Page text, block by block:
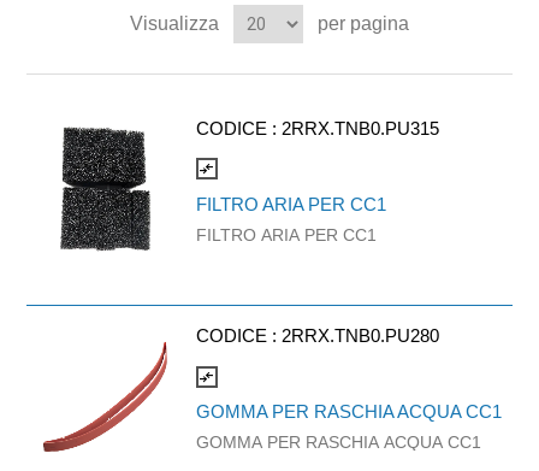
Visualizza per pagina
CODICE : 2RRX.TNB0.PU315
compare_arrows
FILTRO ARIA PER CC1
FILTRO ARIA PER CC1
CODICE : 2RRX.TNB0.PU280
compare_arrows
GOMMA PER RASCHIA ACQUA CC1
GOMMA PER RASCHIA ACQUA CC1